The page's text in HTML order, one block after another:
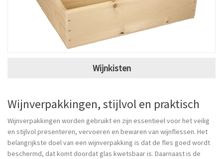
Wijnkisten
Wijnverpakkingen, stijlvol en praktisch
Wijnverpakkingen worden gebruikt en zijn essentieel voor het veilig
en stijlvol presenteren, vervoeren en bewaren van wijnflessen. Het
belangrijkste doel van een wijnverpakking is dat de fles goed wordt
beschermd, dat komt doordat glas kwetsbaar is. Daarnaast is de